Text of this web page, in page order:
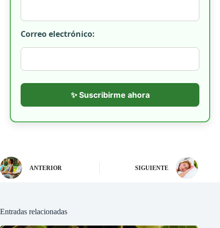
Correo electrónico:
✨ Suscribirme ahora
ANTERIOR SIGUIENTE
Entradas relacionadas